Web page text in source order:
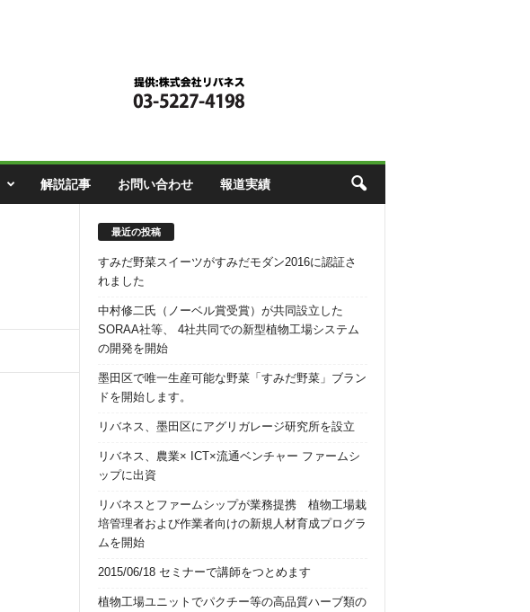
解説記事 お問い合わせ 報道実績
最近の投稿
すみだ野菜スイーツがすみだモダン2016に認証さ
れました
中村修二氏（ノーベル賞受賞）が共同設立した
SORAA社等、 4社共同での新型植物工場システム
の開発を開始
墨田区で唯一生産可能な野菜「すみだ野菜」ブラン
ドを開始します。
リバネス、墨田区にアグリガレージ研究所を設立
リバネス、農業× ICT×流通ベンチャー ファームシ
ップに出資
リバネスとファームシップが業務提携 植物工場栽
培管理者および作業者向けの新規人材育成プログラ
ムを開始
2015/06/18 セミナーで講師をつとめます
植物工場ユニットでパクチー等の高品質ハーブ類の